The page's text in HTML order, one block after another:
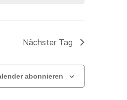
Nächster Tag
abonnieren